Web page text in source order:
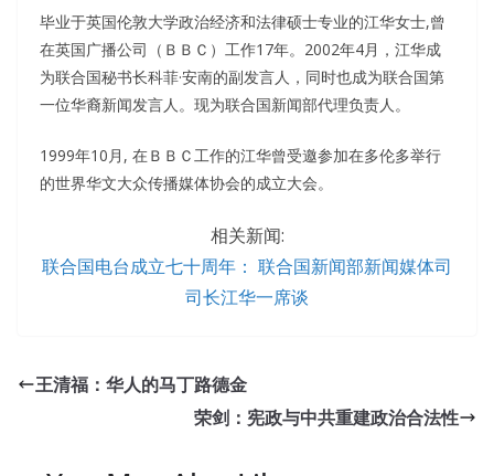
毕业于英国伦敦大学政治经济和法律硕士专业的江华女士,曾
在英国广播公司（ＢＢＣ）工作17年。2002年4月，江华成
为联合国秘书长科菲·安南的副发言人，同时也成为联合国第
一位华裔新闻发言人。现为联合国新闻部代理负责人。
1999年10月, 在ＢＢＣ工作的江华曾受邀参加在多伦多举行
的世界华文大众传播媒体协会的成立大会。
相关新闻:
联合国电台成立七十周年： 联合国新闻部新闻媒体司
司长江华一席谈
Sometimes dry late tired, the four went to the store pinch
meal, two beers three men drink,ICBB Real Exam
王清福：华人的马丁路德金
荣剑：宪政与中共重建政治合法性